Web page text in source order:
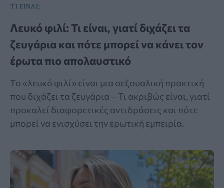
ΤΙ ΕΙΝΑΙ;
Λευκό φιλί: Τι είναι, γιατί διχάζει τα
ζευγάρια και πότε μπορεί να κάνει τον
έρωτα πιο απολαυστικό
Το «λευκό φιλί» είναι μια σεξουαλική πρακτική
που διχάζει τα ζευγάρια – Τι ακριβώς είναι, γιατί
προκαλεί διαφορετικές αντιδράσεις και πότε
μπορεί να ενισχύσει την ερωτική εμπειρία.